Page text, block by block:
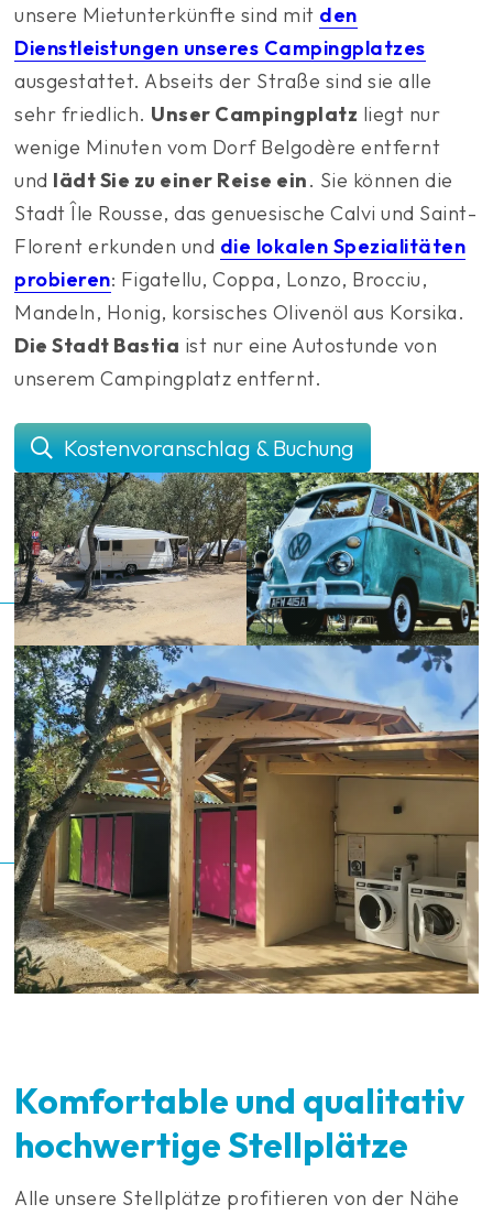
unsere Mietunterkünfte sind mit den
Dienstleistungen unseres Campingplatzes
ausgestattet. Abseits der Straße sind sie alle
sehr friedlich. Unser Campingplatz liegt nur
wenige Minuten vom Dorf Belgodère entfernt
und lädt Sie zu einer Reise ein. Sie können die
Stadt Île Rousse, das genuesische Calvi und Saint-
Florent erkunden und die lokalen Spezialitäten
probieren: Figatellu, Coppa, Lonzo, Brocciu,
Mandeln, Honig, korsisches Olivenöl aus Korsika.
Die Stadt Bastia ist nur eine Autostunde von
unserem Campingplatz entfernt.
Kostenvoranschlag & Buchung
Komfortable und qualitativ
hochwertige Stellplätze
Alle unsere Stellplätze profitieren von der Nähe